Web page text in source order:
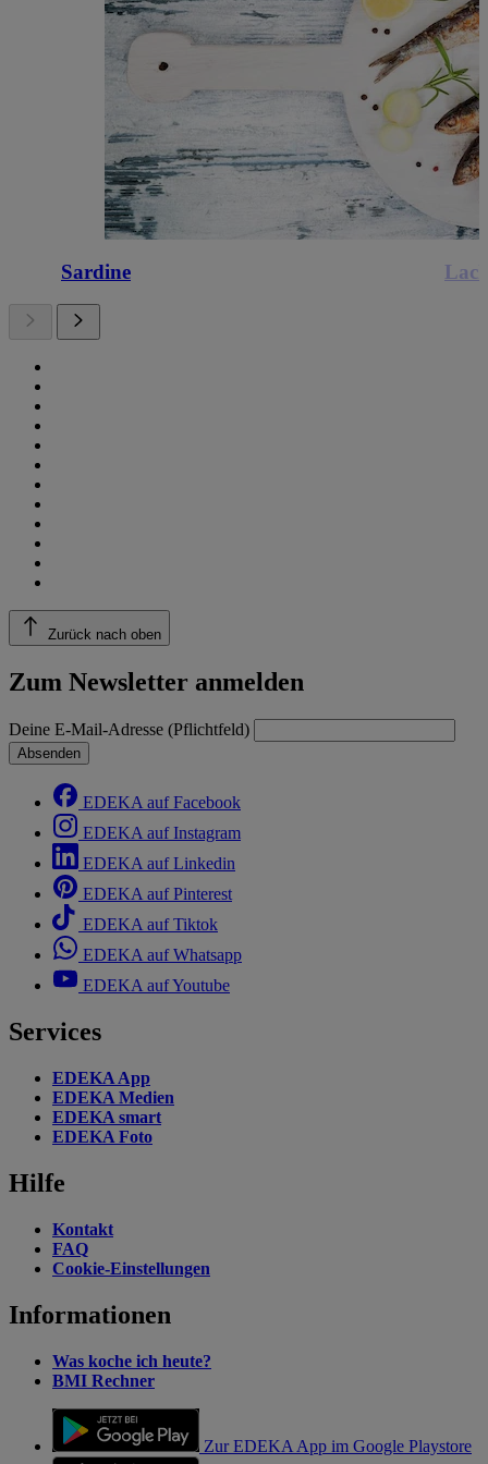
Sardine
Zurück nach oben
Zum Newsletter anmelden
Deine E-Mail-Adresse (Pflichtfeld)
Absenden
EDEKA auf Facebook
EDEKA auf Instagram
EDEKA auf Linkedin
EDEKA auf Pinterest
EDEKA auf Tiktok
EDEKA auf Whatsapp
EDEKA auf Youtube
Services
EDEKA App
EDEKA Medien
EDEKA smart
EDEKA Foto
Hilfe
Kontakt
FAQ
Cookie-Einstellungen
Informationen
Was koche ich heute?
BMI Rechner
Zur EDEKA App im Google Playstore